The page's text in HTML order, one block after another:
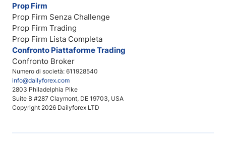
Numero di società: 611928540
info@dailyforex.com
2803 Philadelphia Pike
Suite B #287 Claymont, DE 19703, USA
Copyright 2026 Dailyforex LTD
Prop Firm
Prop Firm Senza Challenge
Prop Firm Trading
Prop Firm Lista Completa
Confronto Piattaforme Trading
Confronto Broker